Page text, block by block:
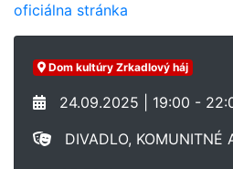
oficiálna stránka
Dom kultúry Zrkadlový háj
24.09.2025 | 19:00 -
DIVADLO, KOMUNITNÉ